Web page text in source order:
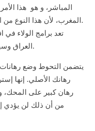
المباشر، و هو هذا
المغرب، لأن هذا النوع من المراهنات فيه حماس و تشويق اكثر.
تعد برامج الولاء
العراق وسيلة لإظهار تقديرها لعملائها الدائمين.
يتضمن التحوط وضع
رهانك الأصلي. إنها
رهان كبير على المحك،
من أن ذلك لن يؤدي